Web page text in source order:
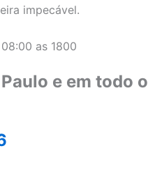
impecável.
as 1800
e em todo o